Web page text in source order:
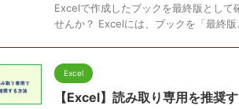
Excelで作成したブックを最終版として
せんか？ Excelには、ブックを「最終
Excel
【Excel】読み取り専用を推奨